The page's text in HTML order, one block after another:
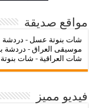
مواقع صديقة
شات بنوتة عسل - دردشة
موسيقى العراق- دردشة
شات العراقية - شات
فيديو مميز